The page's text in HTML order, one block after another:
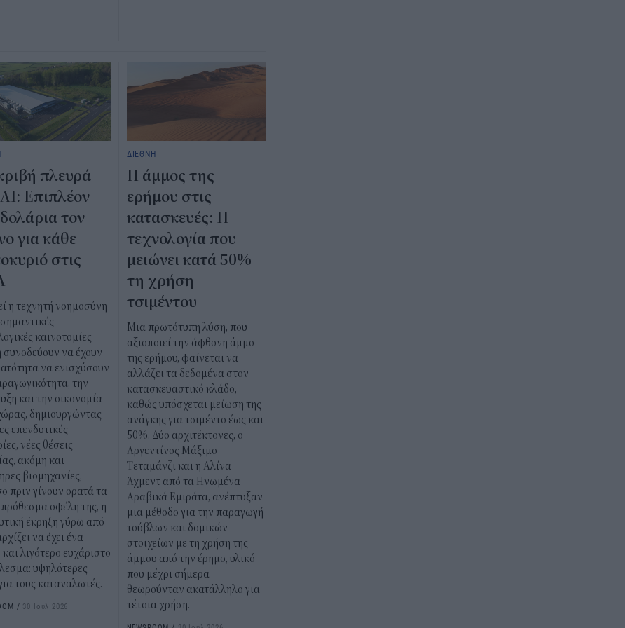
πλευρά
Επιπλέον
τον
για κάθε
στις
η τεχνητή νοημοσύνη
καινοτομίες
συνοδεύουν να έχουν
να ενισχύσουν
την
και την οικονομία
δημιουργώντας
επενδυτικές
νέες θέσεις
ακόμη και
βιομηχανίες,
πριν γίνουν ορατά τα
οφέλη της, η
έκρηξη γύρω από
να έχει ένα
λιγότερο ευχάριστο
υψηλότερες
τους καταναλωτές.
/ 30 Ιουλ 2026
ΔΙΕΘΝΗ
Η άμμος της
ερήμου στις
κατασκευές: Η
τεχνολογία που
μειώνει κατά 50%
τη χρήση
τσιμέντου
Μια πρωτότυπη λύση, που
αξιοποιεί την άφθονη άμμο
της ερήμου, φαίνεται να
αλλάζει τα δεδομένα στον
κατασκευαστικό κλάδο,
καθώς υπόσχεται μείωση της
ανάγκης για τσιμέντο έως και
50%. Δύο αρχιτέκτονες, ο
Αργεντίνος Μάξιμο
Τεταμάνζι και η Αλίνα
Άχμεντ από τα Ηνωμένα
Αραβικά Εμιράτα, ανέπτυξαν
μια μέθοδο για την παραγωγή
τούβλων και δομικών
στοιχείων με τη χρήση της
άμμου από την έρημο, υλικό
που μέχρι σήμερα
θεωρούνταν ακατάλληλο για
τέτοια χρήση.